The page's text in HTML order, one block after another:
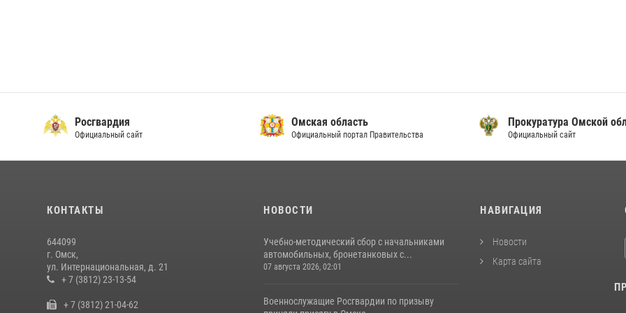
Росгвардия
Официальный сайт
Омская область
Официальный портал Правительства
Прокуратура Омской
Официальный сайт
КОНТАКТЫ
644099
г. Омск,
ул. Интернациональная, д. 21
+ 7 (3812) 23-13-54
+ 7 (3812) 21-04-62
НОВОСТИ
Учебно-методический сбор с начальниками
автомобильных, бронетанковых с...
07 августа 2026, 02:01
Военнослужащие Росгвардии по призыву
НАВИГАЦИЯ
Новости
Карта сайта